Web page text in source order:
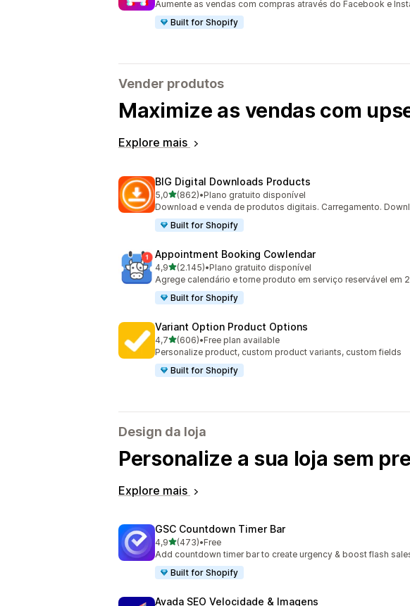
Aumente as vendas com compras através do Facebook e
Built for Shopify
Vender produtos
Maximize as vendas com
Explore mais
BIG Digital Downloads Products
5,0de 5 estrelas
(862)
862 total de avaliações
•Plano gratuito disponível
Download e venda de produtos digitais. Carregamento.
Built for Shopify
Appointment Booking Cowlendar
4,9de 5 estrelas
(2.145)
2145 total de avaliações
•Plano gratuito disponível
Agrege calendário e torne produto em serviço reservável em
Built for Shopify
Variant Option Product Options
4,7de 5 estrelas
(606)
606 total de avaliações
•Free plan available
Personalize product, custom product variants, custom fields
Built for Shopify
Design da loja
Personalize a sua loja sem
Explore mais
GSC Countdown Timer Bar
4,9de 5 estrelas
(473)
473 total de avaliações
•Free
Add countdown timer bar to create urgency & boost flash
Built for Shopify
Avada SEO Velocidade & Imagens